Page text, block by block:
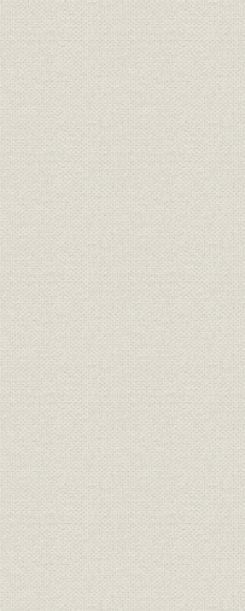
当時の会社寄稿組織
昭和30年
年)9月末の貸借
)
昭和30年
昭和30年
価格の推移(m3単価)
昭和35年
年(1963年
昭和45年
ら10年間の外材輸入
昭和25年
(1959年)
年代に当社社員が足
南洋材産地図
昭和30年
~1970年代
要積出港地図 [昭和30年
ワンベース配船表 昭和43年